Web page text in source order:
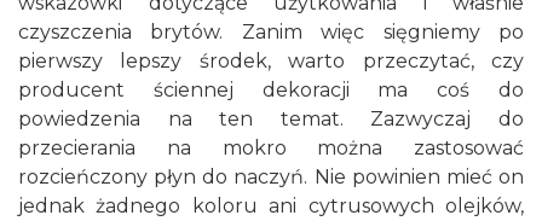
czyszczenia brytów. Zanim więc sięgniemy po
pierwszy lepszy środek, warto przeczytać, czy
producent ściennej dekoracji ma coś do
powiedzenia na ten temat. Zazwyczaj do
przecierania na mokro można zastosować
rozcieńczony płyn do naczyń. Nie powinien mieć on
jednak żadnego koloru ani cytrusowych olejków,